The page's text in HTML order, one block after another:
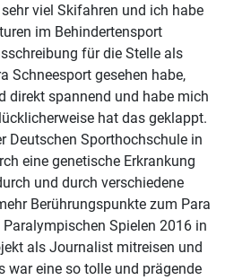
viel Skifahren und ich habe
im Behindertensport
für die Stelle als
Schneesport gesehen habe,
direkt spannend und habe mich
hat das geklappt.
Deutschen Sporthochschule in
eine genetische Erkrankung
und durch verschiedene
Berührungspunkte zum Para
Spielen 2016 in
als Journalist mitreisen und
war eine so tolle und prägende